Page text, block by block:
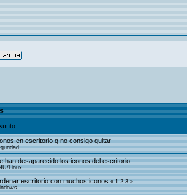
en escritorio q no consigo quitar
han desaparecido los iconos del escritorio
Linux
escritorio con muchos iconos «1 2 3»